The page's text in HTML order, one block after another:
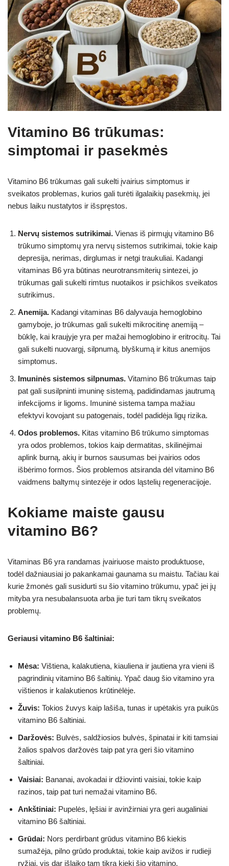
Vitamino B6 trūkumas:
simptomai ir pasekmės
Vitamino B6 trūkumas gali sukelti įvairius simptomus ir
sveikatos problemas, kurios gali turėti ilgalaikių pasekmių, jei
nebus laiku nustatytos ir išspręstos.
Nervų sistemos sutrikimai. Vienas iš pirmųjų vitamino B6
trūkumo simptomų yra nervų sistemos sutrikimai, tokie kaip
depresija, nerimas, dirglumas ir netgi traukuliai. Kadangi
vitaminas B6 yra būtinas neurotransmiterių sintezei, jo
trūkumas gali sukelti rimtus nuotaikos ir psichikos sveikatos
sutrikimus.
Anemija. Kadangi vitaminas B6 dalyvauja hemoglobino
gamyboje, jo trūkumas gali sukelti mikrocitinę anemiją –
būklę, kai kraujyje yra per mažai hemoglobino ir eritrocitų. Tai
gali sukelti nuovargį, silpnumą, blyškumą ir kitus anemijos
simptomus.
Imuninės sistemos silpnumas. Vitamino B6 trūkumas taip
pat gali susilpninti imuninę sistemą, padidindamas jautrumą
infekcijoms ir ligoms. Imuninė sistema tampa mažiau
efektyvi kovojant su patogenais, todėl padidėja ligų rizika.
Odos problemos. Kitas vitamino B6 trūkumo simptomas
yra odos problemos, tokios kaip dermatitas, skilinėjimai
aplink burną, akių ir burnos sausumas bei įvairios odos
išbėrimo formos. Šios problemos atsiranda dėl vitamino B6
vaidmens baltymų sintezėje ir odos ląstelių regeneracijoje.
Kokiame maiste gausu
vitamino B6?
Vitaminas B6 yra randamas įvairiuose maisto produktuose,
todėl dažniausiai jo pakankamai gaunama su maistu. Tačiau kai
kurie žmonės gali susidurti su šio vitamino trūkumu, ypač jei jų
mityba yra nesubalansuota arba jie turi tam tikrų sveikatos
problemų.
Geriausi vitamino B6 šaltiniai:
Mėsa: Vištiena, kalakutiena, kiauliena ir jautiena yra vieni iš
pagrindinių vitamino B6 šaltinių. Ypač daug šio vitamino yra
vištienos ir kalakutienos krūtinėlėje.
Žuvis: Tokios žuvys kaip lašiša, tunas ir upėtakis yra puikūs
vitamino B6 šaltiniai.
Daržovės: Bulvės, saldžiosios bulvės, špinatai ir kiti tamsiai
žalios spalvos daržovės taip pat yra geri šio vitamino
šaltiniai.
Vaisiai: Bananai, avokadai ir džiovinti vaisiai, tokie kaip
razinos, taip pat turi nemažai vitamino B6.
Ankštiniai: Pupelės, lęšiai ir avinžirniai yra geri augaliniai
vitamino B6 šaltiniai.
Grūdai: Nors perdirbant grūdus vitamino B6 kiekis
sumažėja, pilno grūdo produktai, tokie kaip avižos ir rudieji
ryžiai, vis dar išlaiko tam tikrą kiekį šio vitamino.